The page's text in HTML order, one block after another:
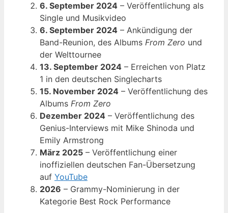
6. September 2024 – Veröffentlichung als
Single und Musikvideo
6. September 2024 – Ankündigung der
Band-Reunion, des Albums From Zero und
der Welttournee
13. September 2024 – Erreichen von Platz
1 in den deutschen Singlecharts
15. November 2024 – Veröffentlichung des
Albums From Zero
Dezember 2024 – Veröffentlichung des
Genius-Interviews mit Mike Shinoda und
Emily Armstrong
März 2025 – Veröffentlichung einer
inoffiziellen deutschen Fan-Übersetzung
auf YouTube
2026 – Grammy-Nominierung in der
Kategorie Best Rock Performance